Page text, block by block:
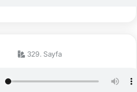
329. Sayfa